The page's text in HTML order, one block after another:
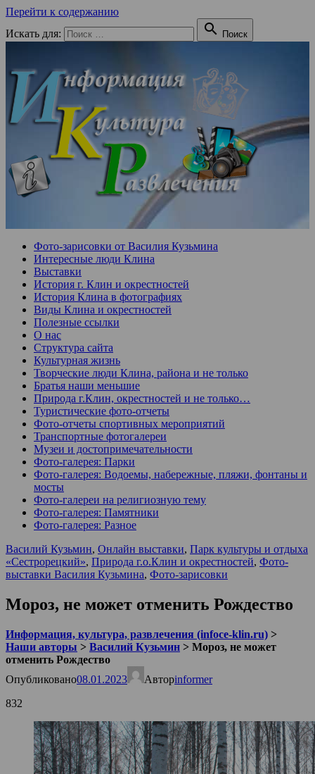
Перейти к содержанию
Искать для:
 Поиск
Фото-зарисовки от Василия Кузьмина
Интересные люди Клина
Выставки
История г. Клин и окрестностей
История Клина в фотографиях
Виды Клина и окрестностей
Полезные ссылки
О нас
Структура сайта
Культурная жизнь
Творческие люди Клина, района и не только
Братья наши меньшие
Природа г.Клин, окрестностей и не только…
Туристические фото-отчеты
Фото-отчеты спортивных мероприятий
Транспортные фотогалереи
Музеи и достопримечательности
Фото-галерея: Парки
Фото-галерея: Водоемы, набережные, пляжи, фонтаны и
мосты
Фото-галереи на религиозную тему
Фото-галерея: Памятники
Фото-галерея: Разное
Василий Кузьмин, Онлайн выставки, Парк культуры и отдыха
«Сестрорецкий», Природа г.о.Клин и окрестностей, Фото-
выставки Василия Кузьмина, Фото-зарисовки
Мороз, не может отменить Рождество
Информация, культура, развлечения (infoce-klin.ru) >
Наши авторы > Василий Кузьмин > Мороз, не может
отменить Рождество
Опубликовано08.01.2023 Авторinformer
832